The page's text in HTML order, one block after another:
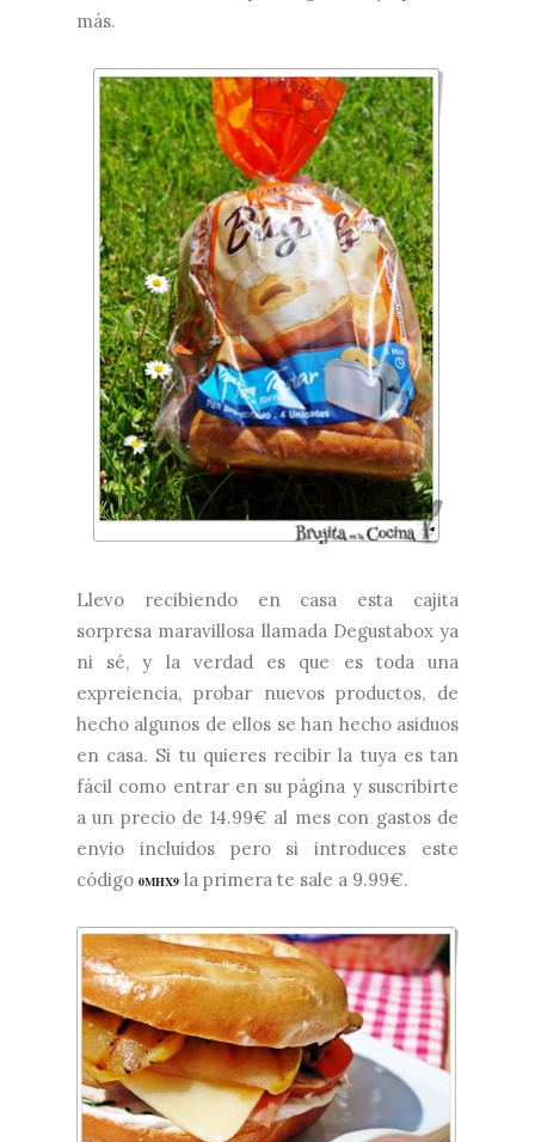
más.
Llevo recibiendo en casa esta cajita
sorpresa maravillosa llamada Degustaboxya
ni sé, y la verdad es que es toda una
expreiencia, probar nuevos productos, de
hecho algunos de ellos se han hecho asiduos
en casa. Si tu quieres recibir la tuya es tan
fácil como entrar en supágina y suscribirte
a un precio de 14.99€ al mes con gastos de
envio incluidos pero si introduces este
código 0MHX9 la primera te sale a 9.99€.